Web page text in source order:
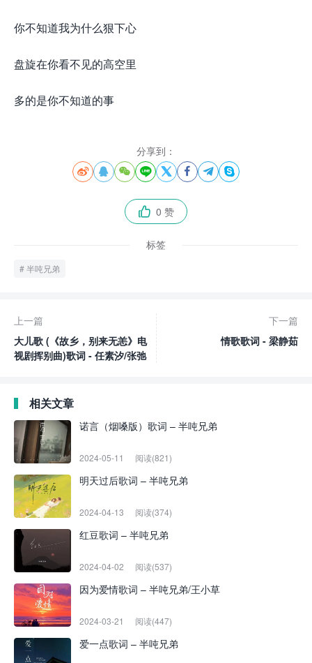
你不知道我为什么狠下心
盘旋在你看不见的高空里
多的是你不知道的事
分享到：
       
 0 赞
标签
半吨兄弟
上一篇
大儿歌 (《故乡，别来无恙》电
视剧挥别曲)歌词 - 任素汐/张弛
下一篇
情歌歌词 - 梁静茹
相关文章
诺言（烟嗓版）歌词 – 半吨兄弟
2024-05-11 阅读(821)
明天过后歌词 – 半吨兄弟
2024-04-13 阅读(374)
红豆歌词 – 半吨兄弟
2024-04-02 阅读(537)
因为爱情歌词 – 半吨兄弟/王小草
2024-03-21 阅读(447)
爱一点歌词 – 半吨兄弟